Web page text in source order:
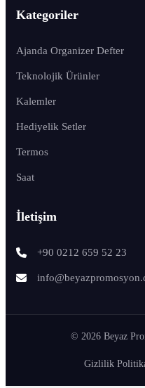
Kategoriler
Ajanda Organizer Defter
Teknolojik Ürünler
Kalemler
Hediyelik Setler
Termos
Saat
İletişim
+90 0212 659 52 23
© 2026 Beyaz
Gizlilik